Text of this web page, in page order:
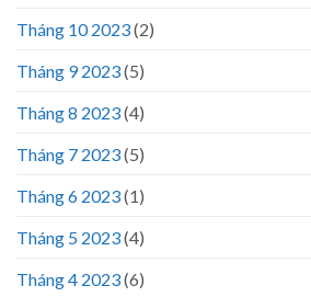
Tháng 10 2023(2)
Tháng 9 2023(5)
Tháng 8 2023(4)
Tháng 7 2023(5)
Tháng 6 2023(1)
Tháng 5 2023(4)
Tháng 4 2023(6)